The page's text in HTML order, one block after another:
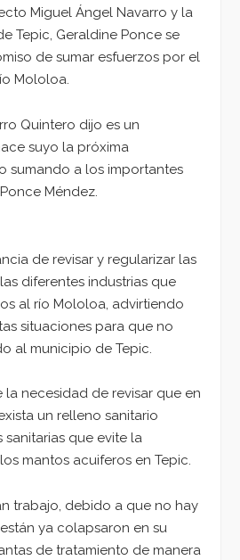
Miguel Ángel Navarro y la
Tepic, Geraldine Ponce se
de sumar esfuerzos por el
Mololoa.
Quintero dijo es un
suyo la próxima
sumando a los importantes
Méndez.
de revisar y regularizar las
diferentes industrias que
al río Mololoa, advirtiendo
situaciones para que no
al municipio de Tepic.
necesidad de revisar que en
un relleno sanitario
que evite la
mantos acuiferos en Tepic.
trabajo, debido a que no hay
ya colapsaron en su
de tratamiento de manera